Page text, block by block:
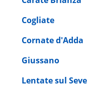
Cogliate
Cornate d'Adda
Giussano
Lentate sul